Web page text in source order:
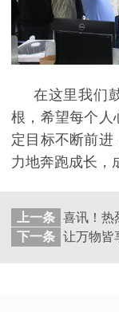
在这里我们
根，希望每个人
定目标不断前进
力地奔跑成长，
上一条
下一条